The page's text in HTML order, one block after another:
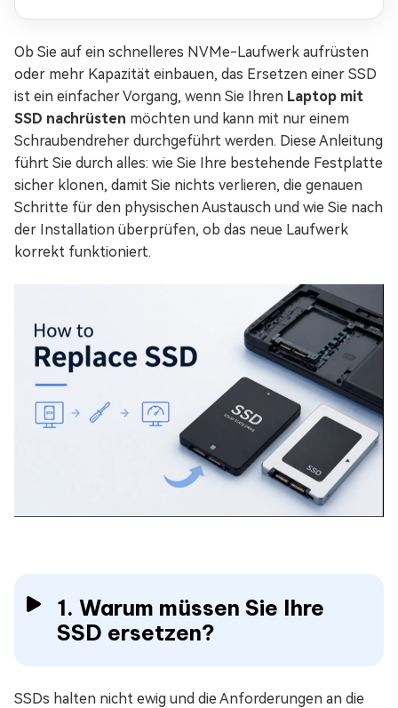
Ob Sie auf ein schnelleres NVMe-Laufwerk aufrüsten
oder mehr Kapazität einbauen, das Ersetzen einer SSD
ist ein einfacher Vorgang, wenn Sie Ihren Laptop mit
SSD nachrüsten möchten und kann mit nur einem
Schraubendreher durchgeführt werden. Diese Anleitung
führt Sie durch alles: wie Sie Ihre bestehende Festplatte
sicher klonen, damit Sie nichts verlieren, die genauen
Schritte für den physischen Austausch und wie Sie nach
der Installation überprüfen, ob das neue Laufwerk
korrekt funktioniert.
1. Warum müssen Sie Ihre
SSD ersetzen?
SSDs halten nicht ewig und die Anforderungen an die